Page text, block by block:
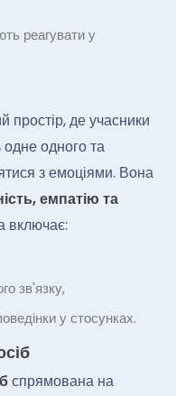
реагувати у
простір, де учасники
одне одного та
з емоціями. Вона
емпатію та
включає:
зв'язку,
у стосунках.
спрямована на